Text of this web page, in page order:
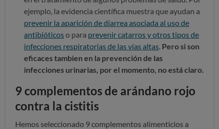
ejemplo, la evidencia científica muestra que ayudan a
prevenir la aparición de diarrea asociada al uso de
antibióticoso para prevenir catarros y otros tipos de
infecciones respiratorias de las vías altas Pero si son
eficaces tambien en la prevención de las
infecciones urinarias, por el momento, no está claro.
9 complementos de arándano rojo
contra la cistitis
Hemos seleccionado 9 complementos alimenticios a